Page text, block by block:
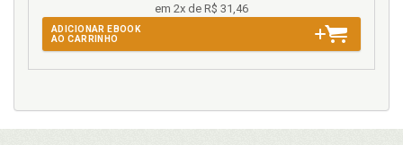
em 2x de R$ 31,46
ADICIONAR EBOOK
AO CARRINHO